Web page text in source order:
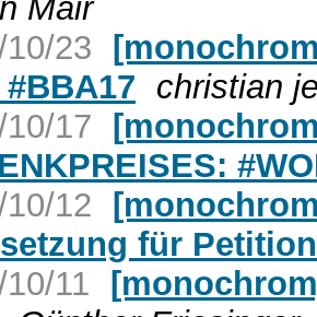
Mair
23
#BBA17 christian
17
12
für
11